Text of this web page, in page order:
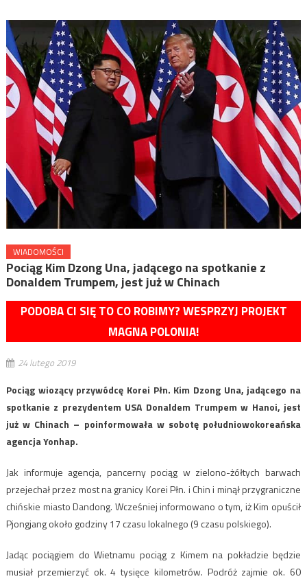
WIADOMOŚCI
Pociąg Kim Dzong Una, jadącego na spotkanie z
Donaldem Trumpem, jest już w Chinach
PODOBA CI SIĘ TO CO ROBIMY? WESPRZYJ PROJEKT
MAGNA POLONIA!
24 lutego 2019
Pociąg wiozący przywódcę Korei Płn. Kim Dzong Una, jadącego na
spotkanie z prezydentem USA Donaldem Trumpem w Hanoi, jest
już w Chinach – poinformowała w sobotę południowokoreańska
agencja Yonhap.
Jak informuje agencja, pancerny pociąg w zielono-żółtych barwach
przejechał przez most na granicy Korei Płn. i Chin i minął przygraniczne
chińskie miasto Dandong. Wcześniej informowano o tym, iż Kim opuścił
Pjongjang około godziny 17 czasu lokalnego (9 czasu polskiego).
Jadąc pociągiem do Wietnamu pociąg z Kimem na pokładzie będzie
musiał przemierzyć ok. 4 tysięce kilometrów. Podróż zajmie ok. 60